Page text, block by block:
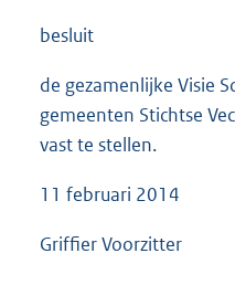
besluit
de gezamenlijke Visie
gemeenten Stichtse
vast te stellen.
11 februari 2014
Griffier Voorzitter